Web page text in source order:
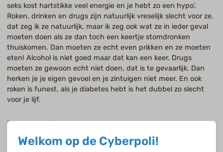
seks kost hartstikke veel energie en je hebt zo een hypo’.
Roken, drinken en drugs zijn natuurlijk vreselijk slecht voor ze,
dat zeg ik ze natuurlijk, maar ik zeg ook wat ze in ieder geval
moeten doen als ze dan toch een keertje stomdronken
thuiskomen. Dan moeten ze echt even prikken en ze moeten
eten! Alcohol is niet goed maar dat kan een keer. Drugs
moeten ze gewoon echt niet doen, dat is te gevaarlijk. Dan
herken je je eigen gevoel en je zintuigen niet meer. En ook
roken is funest, als je diabetes hebt is het dubbel zo slecht
voor je lijf.
Nog meer tips?
Geef je diabetes een plekje, maak het een onderdeel van je
leven. Zorg dat je het zo goed mogelijk onder de knie krijgt,
Welkom op de Cyberpoli!